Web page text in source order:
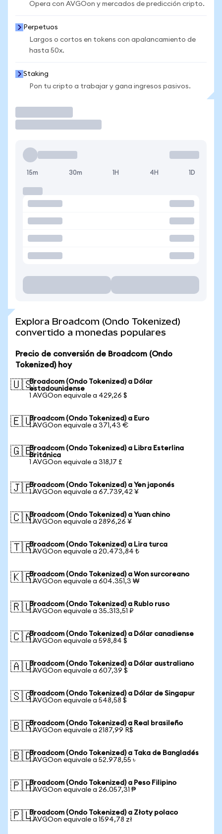
Opera con AVGOon y mercados de predicción cripto.
Perpetuos
Largos o cortos en tokens con apalancamiento de
hasta 50x.
Staking
Pon tu cripto a trabajar y gana ingresos pasivos.
15m 30m 1H 4H 1D
Explora Broadcom (Ondo Tokenized)
convertido a monedas populares
Precio de conversión de Broadcom (Ondo
Tokenized) hoy
🇺🇸Broadcom (Ondo Tokenized) a Dólar
estadounidense
1 AVGOon equivale a 429,26 $
🇪🇺Broadcom (Ondo Tokenized) a Euro
1 AVGOon equivale a 371,43 €
🇬🇧Broadcom (Ondo Tokenized) a Libra Esterlina
Británica
1 AVGOon equivale a 318,17 £
🇯🇵Broadcom (Ondo Tokenized) a Yen japonés
1 AVGOon equivale a 67.739,42 ¥
🇨🇳Broadcom (Ondo Tokenized) a Yuan chino
1 AVGOon equivale a 2896,26 ¥
🇹🇷Broadcom (Ondo Tokenized) a Lira turca
1 AVGOon equivale a 20.473,84 ₺
🇰🇷Broadcom (Ondo Tokenized) a Won surcoreano
1 AVGOon equivale a 604.351,3 ₩
🇷🇺Broadcom (Ondo Tokenized) a Rublo ruso
1 AVGOon equivale a 35.313,51 ₽
🇨🇦Broadcom (Ondo Tokenized) a Dólar canadiense
1 AVGOon equivale a 598,84 $
🇦🇺Broadcom (Ondo Tokenized) a Dólar australiano
1 AVGOon equivale a 607,39 $
🇸🇬Broadcom (Ondo Tokenized) a Dólar de Singapur
1 AVGOon equivale a 548,58 $
🇧🇷Broadcom (Ondo Tokenized) a Real brasileño
1 AVGOon equivale a 2187,99 R$
🇧🇩Broadcom (Ondo Tokenized) a Taka de Bangladés
1 AVGOon equivale a 52.978,55 ৳
🇵🇭Broadcom (Ondo Tokenized) a Peso Filipino
1 AVGOon equivale a 26.057,31 ₱
🇵🇱Broadcom (Ondo Tokenized) a Złoty polaco
1 AVGOon equivale a 1594,78 zł